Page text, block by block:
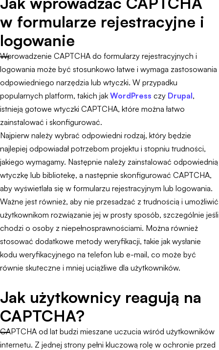
w formularze rejestracyjne i
logowanie
Wprowadzenie CAPTCHA do formularzy rejestracyjnych i
logowania może być stosunkowo łatwe i wymaga zastosowania
odpowiedniego narzędzia lub wtyczki. W przypadku
popularnych platform, takich jak WordPress czy Drupal,
istnieją gotowe wtyczki CAPTCHA, które można łatwo
zainstalować i skonfigurować.
Najpierw należy wybrać odpowiedni rodzaj, który będzie
najlepiej odpowiadał potrzebom projektu i stopniu trudności,
jakiego wymagamy. Następnie należy zainstalować odpowiednią
wtyczkę lub bibliotekę, a następnie skonfigurować CAPTCHA,
aby wyświetlała się w formularzu rejestracyjnym lub logowania.
Ważne jest również, aby nie przesadzać z trudnością i umożliwić
użytkownikom rozwiązanie jej w prosty sposób, szczególnie jeśli
chodzi o osoby z niepełnosprawnościami. Można również
stosować dodatkowe metody weryfikacji, takie jak wysłanie
kodu weryfikacyjnego na telefon lub e-mail, co może być
równie skuteczne i mniej uciążliwe dla użytkowników.
Jak użytkownicy reagują na
CAPTCHA?
CAPTCHA od lat budzi mieszane uczucia wśród użytkowników
internetu. Z jednej strony pełni kluczową rolę w ochronie przed